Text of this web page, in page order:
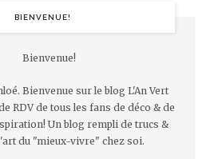
BIENVENUE!
Bienvenue sur le blog L'An Vert
RDV de tous les fans de déco & de
Un blog rempli de trucs &
du "mieux-vivre" chez soi.